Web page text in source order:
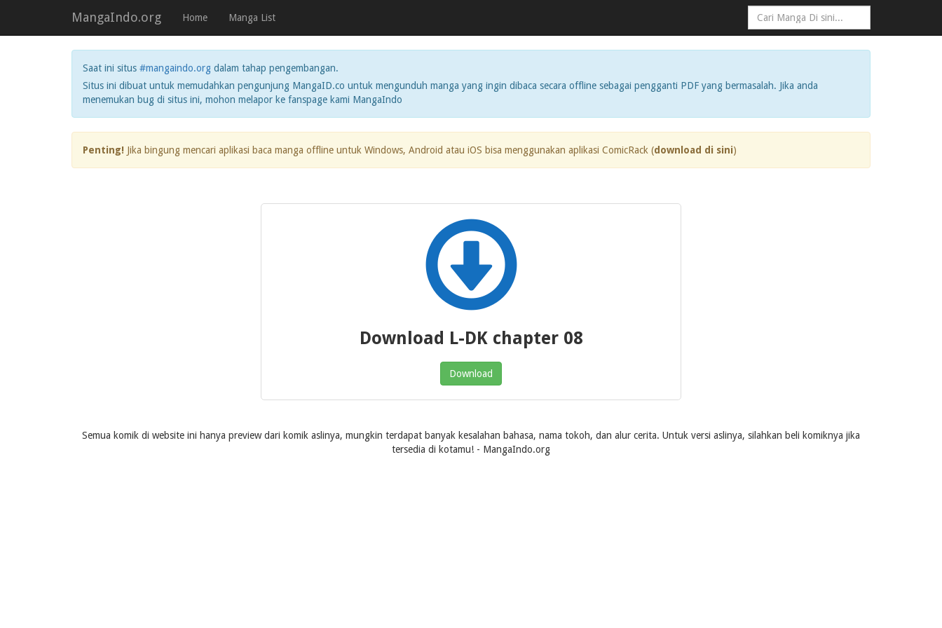
MangaIndo.org Home Manga List
Saat ini situs #mangaindo.org dalam tahap pengembangan.
Situs ini dibuat untuk memudahkan pengunjung MangaID.co untuk mengunduh manga yang ingin dibaca secara offline sebagai pengganti PDF yang bermasalah. Jika anda
menemukan bug di situs ini, mohon melapor ke fanspage kami MangaIndo
Penting! Jika bingung mencari aplikasi baca manga offline untuk Windows, Android atau iOS bisa menggunakan aplikasi ComicRack (download di sini)
Download L-DK chapter 08
Download
Semua komik di website ini hanya preview dari komik aslinya, mungkin terdapat banyak kesalahan bahasa, nama tokoh, dan alur cerita. Untuk versi aslinya, silahkan beli komiknya jika
tersedia di kotamu! - MangaIndo.org